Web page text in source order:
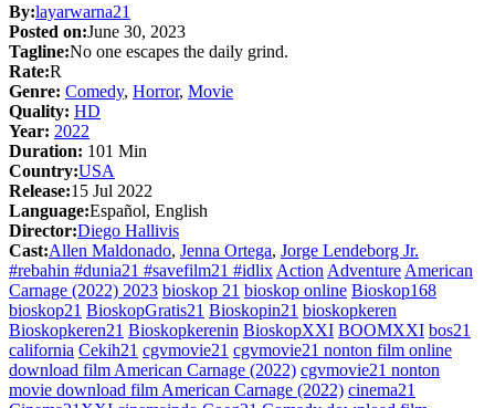
By:layarwarna21
Posted on:June 30, 2023
Tagline:No one escapes the daily grind.
Rate:R
Genre: Comedy, Horror, Movie
Quality: HD
Year: 2022
Duration: 101 Min
Country:USA
Release:15 Jul 2022
Language:Español, English
Director:Diego Hallivis
Cast:Allen Maldonado, Jenna Ortega, Jorge Lendeborg Jr.
#rebahin #dunia21 #savefilm21 #idlix Action Adventure American
Carnage (2022) 2023 bioskop 21 bioskop online Bioskop168
bioskop21 BioskopGratis21 Bioskopin21 bioskopkeren
Bioskopkeren21 Bioskopkerenin BioskopXXI BOOMXXI bos21
california Cekih21 cgvmovie21 cgvmovie21 nonton film online
download film American Carnage (2022) cgvmovie21 nonton
movie download film American Carnage (2022) cinema21